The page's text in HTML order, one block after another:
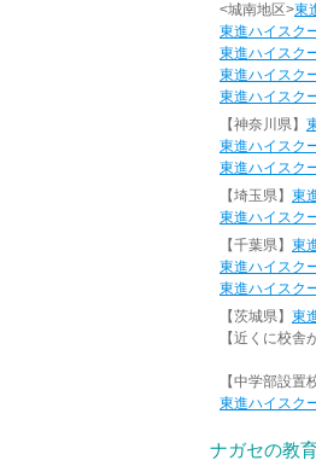
<城南地区>東
東進ハイスク
東進ハイスク
東進ハイスク
東進ハイスク
【神奈川県】
東進ハイスク
東進ハイスク
【埼玉県】 東
東進ハイスク
【千葉県】 東
東進ハイスク
東進ハイスク
【茨城県】 東
【近くに校舎
【中学部設置
東進ハイスク
ナガセの教